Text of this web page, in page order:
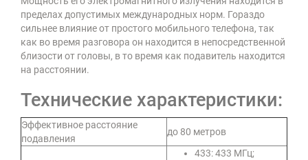
пределах допустимых международных норм. Гораздо
сильнее влияние от простого мобильного телефона, так
как во время разговора он находится в непосредственной
близости от головы, в то время как подавитель находится
на расстоянии.
Технические характеристики:
Эффективное расстояние
подавления
до 80 метров
433: 433 МГц;